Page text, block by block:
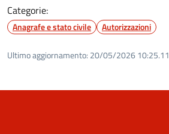
Categorie:
Anagrafe e stato civile Autorizzazioni
Ultimo aggiornamento: 20/05/2026 10:25.11